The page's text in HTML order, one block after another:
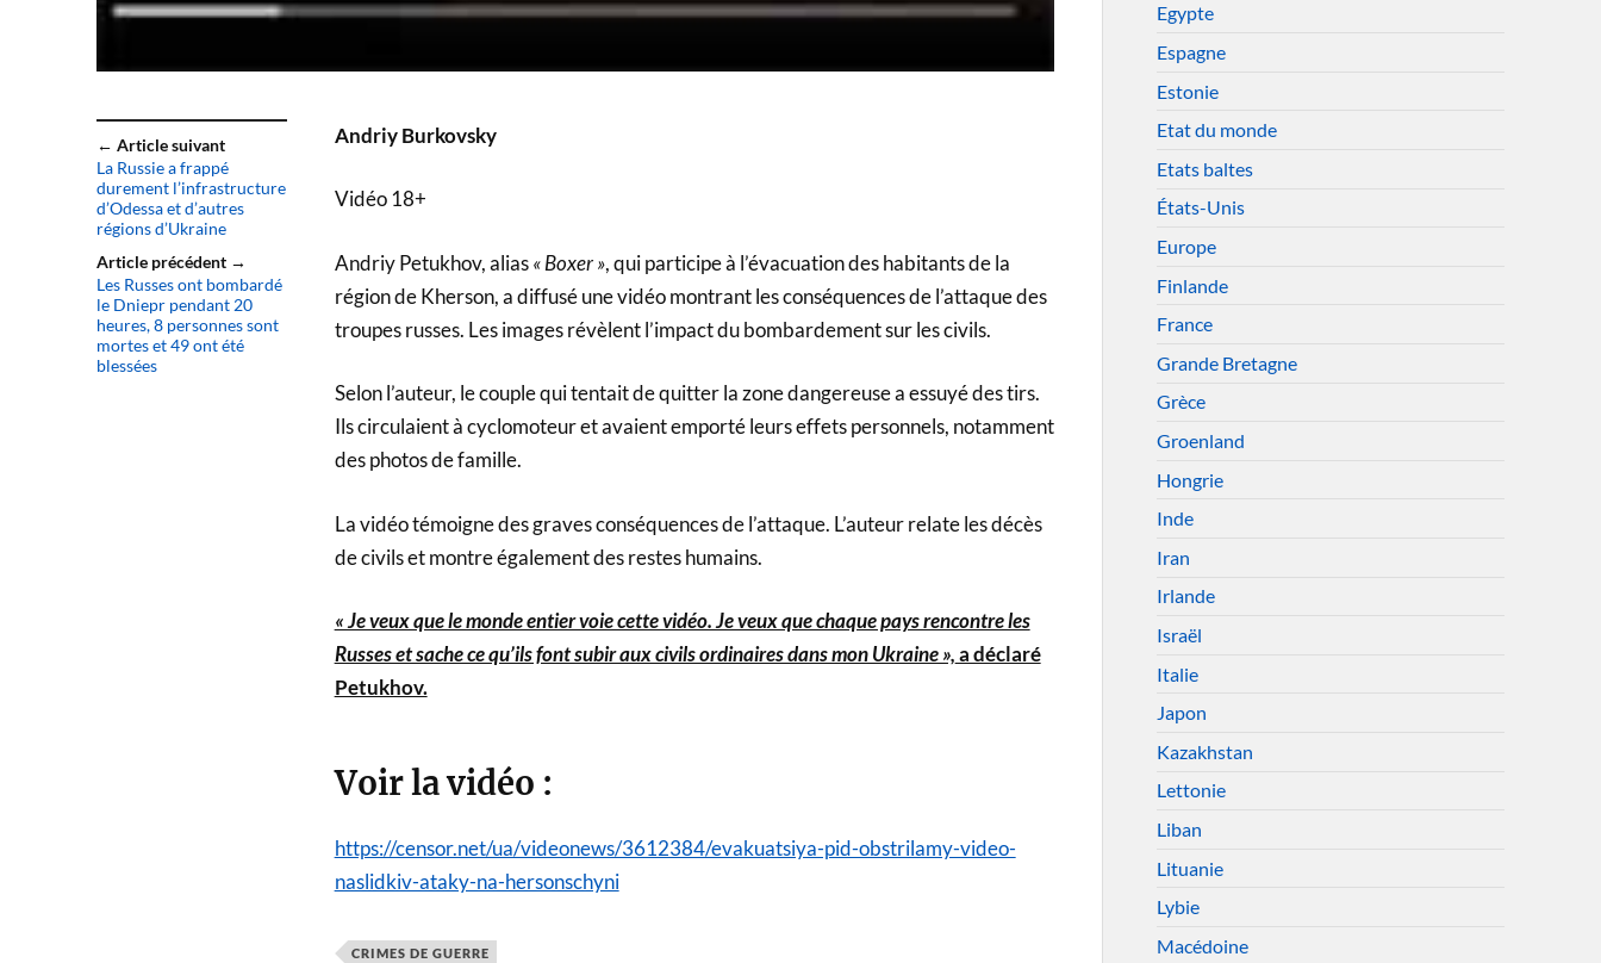
← Article suivant
La Russie a frappé
durement l’infrastructure
d’Odessa et d’autres
régions d’Ukraine
Article précédent →
Les Russes ont bombardé
le Dniepr pendant 20
heures, 8 personnes sont
mortes et 49 ont été
blessées
Andriy Burkovsky
Vidéo 18+
Andriy Petukhov, alias« Boxer », qui participe à l’évacuation des habitants de la
région de Kherson, a diffusé une vidéo montrant les conséquences de l’attaque des
troupes russes. Les images révèlent l’impact du bombardement sur les civils.
Selon l’auteur, le couple qui tentait de quitter la zone dangereuse a essuyé des tirs.
Ils circulaient à cyclomoteur et avaient emporté leurs effets personnels, notamment
des photos de famille.
La vidéo témoigne des graves conséquences de l’attaque. L’auteur relate les décès
de civils et montre également des restes humains.
« Je veux que le monde entier voie cette vidéo. Je veux que chaque pays rencontre les
Russes et sache ce qu’ils font subir aux civils ordinaires dans mon Ukraine »,a déclaré
Petukhov.
Voir la vidéo :
https://censor.net/ua/videonews/3612384/evakuatsiya-pid-obstrilamy-video-
naslidkiv-ataky-na-hersonschyni
CRIMES DE GUERRE
Egypte
Espagne
Estonie
Etat du monde
Etats baltes
États-Unis
Europe
Finlande
France
Grande Bretagne
Grèce
Groenland
Hongrie
Inde
Iran
Irlande
Israël
Italie
Japon
Kazakhstan
Lettonie
Liban
Lituanie
Lybie
Macédoine